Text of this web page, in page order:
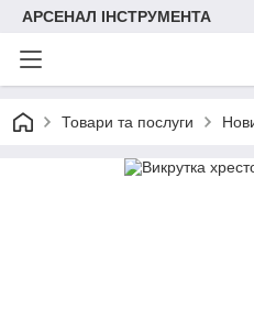
АРСЕНАЛ ІНСТРУМЕНТА
Товари та послуги